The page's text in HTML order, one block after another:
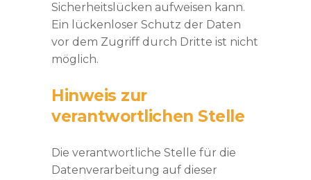
Sicherheitslücken aufweisen kann.
Ein lückenloser Schutz der Daten
vor dem Zugriff durch Dritte ist nicht
möglich.
Hinweis zur
verantwortlichen Stelle
Die verantwortliche Stelle für die
Datenverarbeitung auf dieser